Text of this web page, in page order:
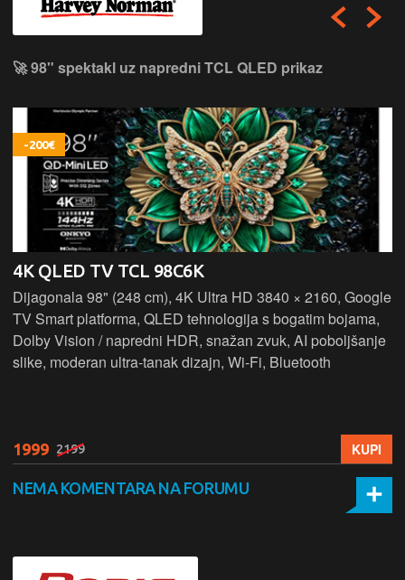
🚀 98" spektakl uz napredni TCL QLED prikaz
-200€
4K QLED TV TCL 98C6K
Dijagonala 98" (248 cm), 4K Ultra HD 3840 × 2160, Google
TV Smart platforma, QLED tehnologija s bogatim bojama,
Dolby Vision / napredni HDR, snažan zvuk, AI poboljšanje
slike, moderan ultra‑tanak dizajn, Wi‑Fi, Bluetooth
1999 2199 KUPI
NEMA KOMENTARA NA FORUMU